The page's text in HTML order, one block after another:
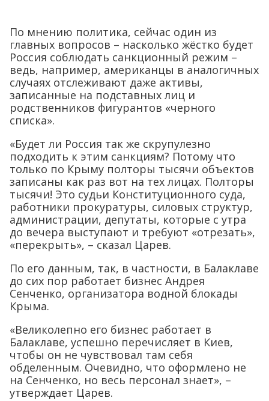
По мнению политика, сейчас один из
главных вопросов – насколько жёстко будет
Россия соблюдать санкционный режим –
ведь, например, американцы в аналогичных
случаях отслеживают даже активы,
записанные на подставных лиц и
родственников фигурантов «черного
списка».
«Будет ли Россия так же скрупулезно
подходить к этим санкциям? Потому что
только по Крыму полторы тысячи объектов
записаны как раз вот на тех лицах. Полторы
тысячи! Это судьи Конституционного суда,
работники прокуратуры, силовых структур,
администрации, депутаты, которые с утра
до вечера выступают и требуют «отрезать»,
«перекрыть», – сказал Царев.
По его данным, так, в частности, в Балаклаве
до сих пор работает бизнес Андрея
Сенченко, организатора водной блокады
Крыма.
«Великолепно его бизнес работает в
Балаклаве, успешно перечисляет в Киев,
чтобы он не чувствовал там себя
обделенным. Очевидно, что оформлено не
на Сенченко, но весь персонал знает», –
утверждает Царев.